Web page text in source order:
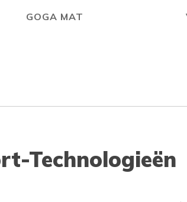
GOGA MAT
Technologieën